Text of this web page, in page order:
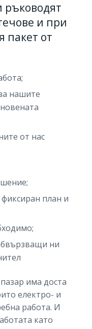
и при
пакет от
нашите
от нас
план и
ни
има доста
електро- и
работа. И
като